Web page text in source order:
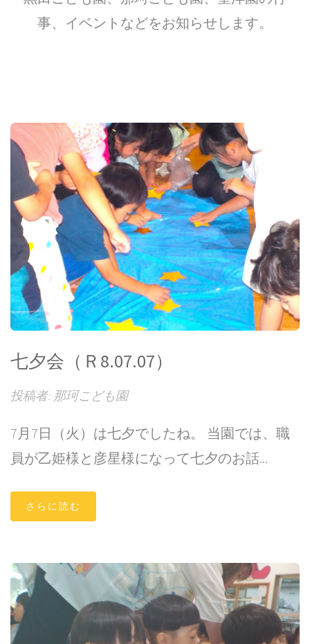
事、イベントなどをお知らせします。
七夕会（Ｒ8.07.07）
投稿者: 那珂こども園
7月7日（火）は七夕でしたね。 当園では、職
員が乙姫様と彦星様になって七夕のお話...
さらに読む